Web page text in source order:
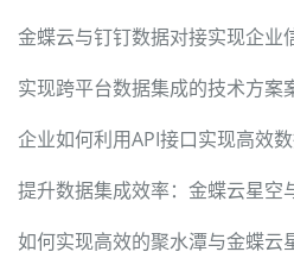
金蝶云与钉钉数据对接实现企业
实现跨平台数据集成的技术方案
企业如何利用API接口实现高效
提升数据集成效率：金蝶云星空
如何实现高效的聚水潭与金蝶云